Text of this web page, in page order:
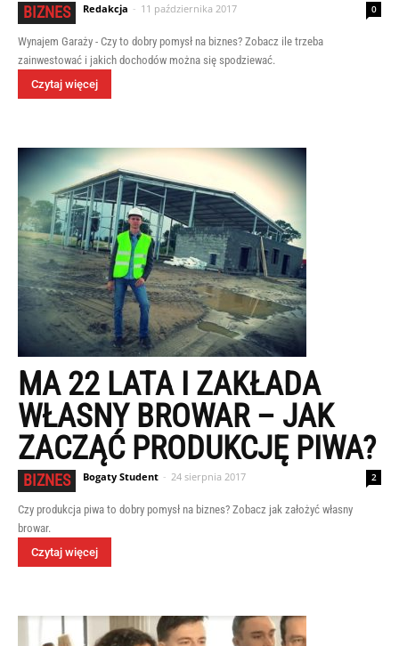
BIZNES Redakcja - 11 października 2017 0
Wynajem Garaży - Czy to dobry pomysł na biznes? Zobacz ile trzeba
zainwestować i jakich dochodów można się spodziewać.
Czytaj więcej
MA 22 LATA I ZAKŁADA
WŁASNY BROWAR – JAK
ZACZĄĆ PRODUKCJĘ PIWA?
BIZNES Bogaty Student - 24 sierpnia 2017 2
Czy produkcja piwa to dobry pomysł na biznes? Zobacz jak założyć własny
browar.
Czytaj więcej